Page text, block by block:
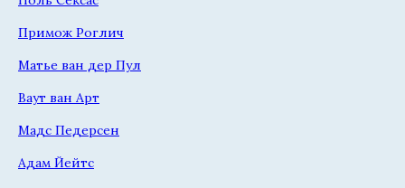
Примож Роглич
Матье ван дер Пул
Ваут ван Арт
Мадс Педерсен
Адам Йейтс